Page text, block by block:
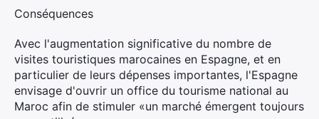
Conséquences
Avec l'augmentation significative du nombre de
visites touristiques marocaines en Espagne, et en
particulier de leurs dépenses importantes, l'Espagne
envisage d'ouvrir un office du tourisme national au
Maroc afin de stimuler «un marché émergent toujours
×